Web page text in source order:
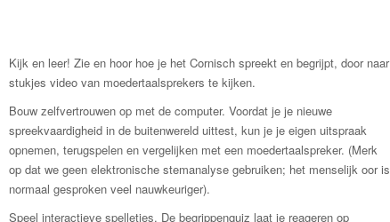
Kijk en leer! Zie en hoor hoe je het Cornisch spreekt en begrijpt, door naar
stukjes video van moedertaalsprekers te kijken.
Bouw zelfvertrouwen op met de computer. Voordat je je nieuwe
spreekvaardigheid in de buitenwereld uittest, kun je je eigen uitspraak
opnemen, terugspelen en vergelijken met een moedertaalspreker. (Merk
op dat we geen elektronische stemanalyse gebruiken; het menselijk oor is
normaal gesproken veel nauwkeuriger).
Speel interactieve spelletjes. De begrippenquiz laat je reageren op